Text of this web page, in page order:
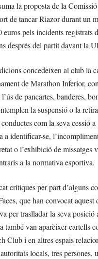
la proposta de la
de tancar Riazor durant un
euros pels incidents registrats
després del partit davant la
concedeixen al club la
de Marathon Inferior,
de pancartes, banderes,
la suspensió o la
com la seva cessió a
a identificar-se,
o l’exhibició de missatges
a la normativa esportiva.
crítiques per part d’alguns
que han convocat aquest
per traslladar la seva posició
també van aparèixer cartells
Club i en altres espais
locals, tres persones,